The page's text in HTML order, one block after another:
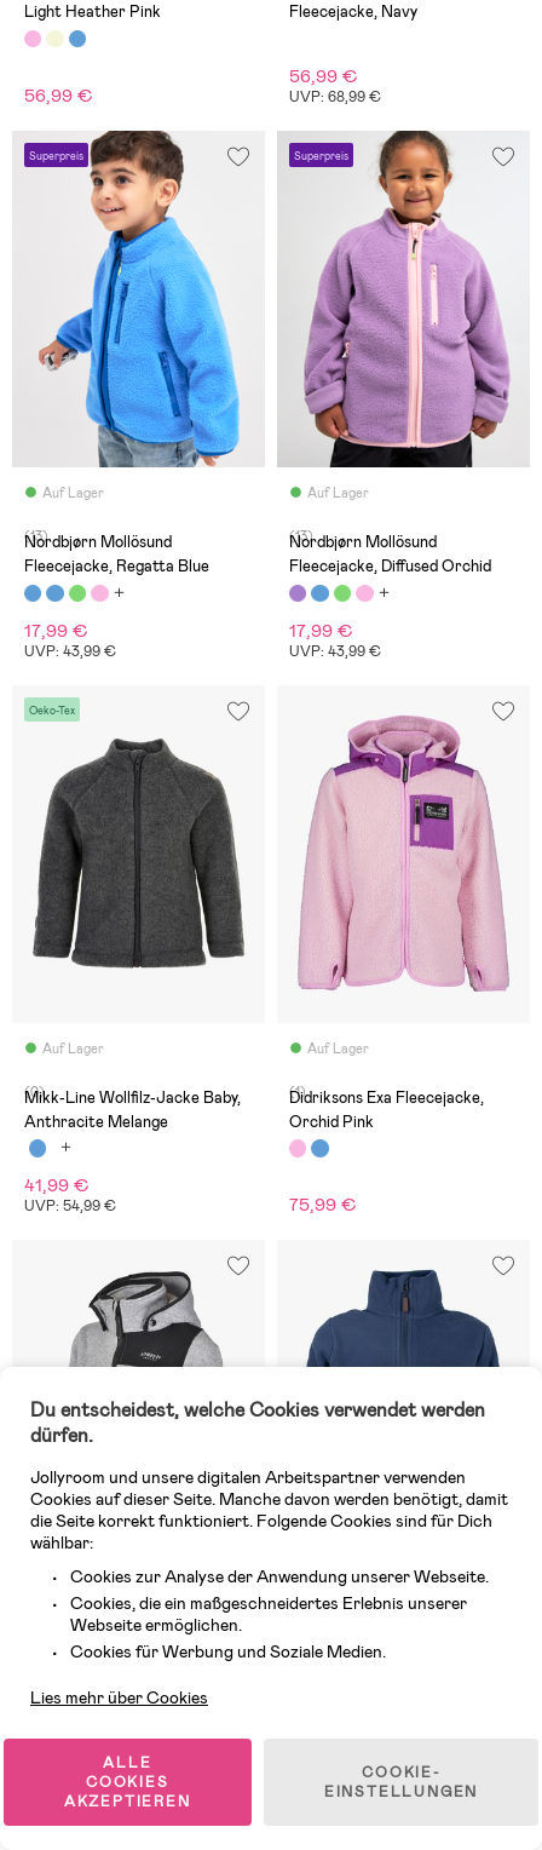
Light Heather Pink
56,99 €
Fleecejacke, Navy
56,99 €
UVP: 68,99 €
Superpreis
Auf Lager
(13)
Nordbjørn Mollösund
Fleecejacke, Regatta Blue
17,99 €
UVP: 43,99 €
Superpreis
Auf Lager
(13)
Nordbjørn Mollösund
Fleecejacke, Diffused Orchid
17,99 €
UVP: 43,99 €
Oeko-Tex
Auf Lager
(0)
Mikk-Line Wollfilz-Jacke Baby,
Anthracite Melange
41,99 €
UVP: 54,99 €
Auf Lager
(1)
Didriksons Exa Fleecejacke,
Orchid Pink
75,99 €
Auf Lager
Lindberg Bormio Fleecejacke,
9 VERFÜGBAR
(0)
Lindberg Chill Fleecejacke,
Du entscheidest, welche Cookies verwendet werden
dürfen.
Jollyroom und unsere digitalen Arbeitspartner verwenden
Cookies auf dieser Seite. Manche davon werden benötigt, damit
die Seite korrekt funktioniert. Folgende Cookies sind für Dich
wählbar:
Cookies zur Analyse der Anwendung unserer Webseite.
Cookies, die ein maßgeschneidertes Erlebnis unserer
Webseite ermöglichen.
Cookies für Werbung und Soziale Medien.
Lies mehr über Cookies
ALLE
COOKIES
AKZEPTIEREN
COOKIE-
EINSTELLUNGEN